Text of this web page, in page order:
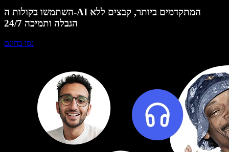
השתמשו בקולות ה-AI המתקדמים ביותר, קבצים ללא
הגבלה ותמיכה 24/7
נסו בחינם